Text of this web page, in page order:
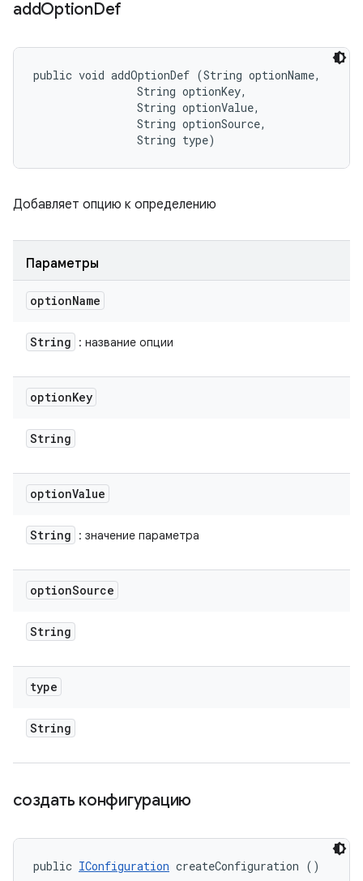
addOptionDef
public void addOptionDef (String optionName,
                String optionKey,
                String optionValue,
                String optionSource,
                String type)
Добавляет опцию к определению
Параметры
optionName
String : название опции
optionKey
String
optionValue
String : значение параметра
optionSource
String
type
String
создать конфигурацию
public IConfiguration createConfiguration ()